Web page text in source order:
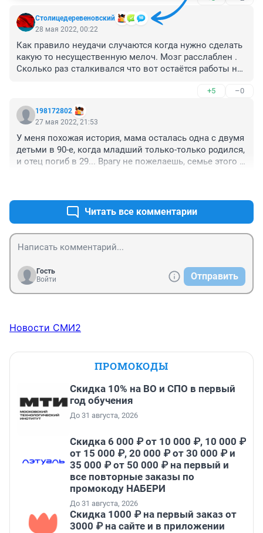
Столицедеревеновский
28 мая 2022, 00:22
Как правило неудачи случаются когда нужно сделать
какую то несущественную мелоч. Мозг расслаблен .
Сколько раз сталкивался что вот остаётся работы на
превращаются в час или два. Теряется концентрация
внимания.
+5 –0
198172802
27 мая 2022, 21:53
У меня похожая история, мама осталась одна с двумя
детьми в 90-е, когда младший только-только родился,
и отец погиб в 29... Врагу не пожелаешь, семье этого
Читать все комментарии
Гость
Войти
Отправить
Новости СМИ2
ПРОМОКОДЫ
Скидка 10% на ВО и СПО в первый
год обучения
До 31 августа, 2026
Скидка 6 000 ₽ от 10 000 ₽, 10 000 ₽
от 15 000 ₽, 20 000 ₽ от 30 000 ₽ и
35 000 ₽ от 50 000 ₽ на первый и
все повторные заказы по
промокоду НАБЕРИ
До 31 августа, 2026
Скидка 1000 ₽ на первый заказ от
3000 ₽ на сайте и в приложении